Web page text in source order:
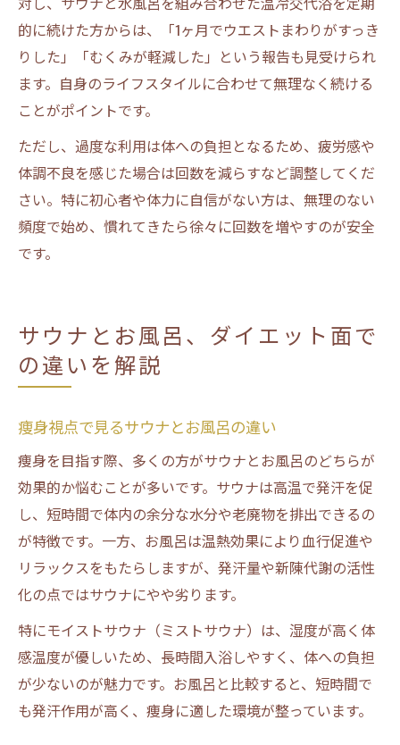
的に続けた方からは、「1ヶ月でウエストまわりがすっき
りした」「むくみが軽減した」という報告も見受けられ
ます。自身のライフスタイルに合わせて無理なく続ける
ことがポイントです。
ただし、過度な利用は体への負担となるため、疲労感や
体調不良を感じた場合は回数を減らすなど調整してくだ
さい。特に初心者や体力に自信がない方は、無理のない
頻度で始め、慣れてきたら徐々に回数を増やすのが安全
です。
サウナとお風呂、ダイエット面で
の違いを解説
痩身視点で見るサウナとお風呂の違い
痩身を目指す際、多くの方がサウナとお風呂のどちらが
効果的か悩むことが多いです。サウナは高温で発汗を促
し、短時間で体内の余分な水分や老廃物を排出できるの
が特徴です。一方、お風呂は温熱効果により血行促進や
リラックスをもたらしますが、発汗量や新陳代謝の活性
化の点ではサウナにやや劣ります。
特にモイストサウナ（ミストサウナ）は、湿度が高く体
感温度が優しいため、長時間入浴しやすく、体への負担
が少ないのが魅力です。お風呂と比較すると、短時間で
も発汗作用が高く、痩身に適した環境が整っています。